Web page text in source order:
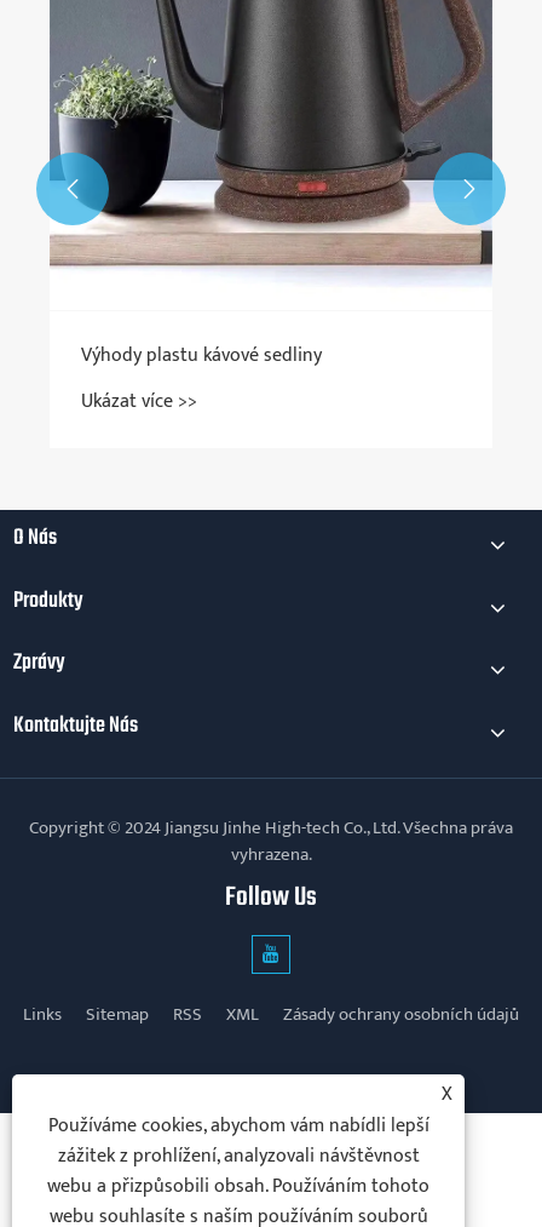
Výhody plastu kávové sedliny
Ukázat více >>
 
O Nás
Produkty
Zprávy
Kontaktujte Nás
Copyright © 2024 Jiangsu Jinhe High-tech Co., Ltd. Všechna práva
vyhrazena.
Follow Us
Links Sitemap RSS XML Zásady ochrany osobních údajů
X
Používáme cookies, abychom vám nabídli lepší
zážitek z prohlížení, analyzovali návštěvnost
webu a přizpůsobili obsah. Používáním tohoto
webu souhlasíte s naším používáním souborů